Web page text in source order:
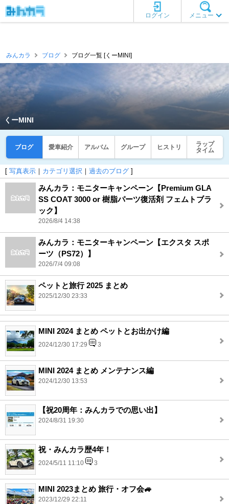
メニュー
ログイン
みんカラ ブログ ブログ一覧 [くーMINI]
くーMINI
ブログ 愛車紹介 アルバム グループ ヒストリ
ラップ
タイム
[ 写真表示 ｜ カテゴリ選択 ｜ 過去のブログ ]
みんカラ：モニターキャンペーン【Premium GLA
SS COAT 3000 or 樹脂パーツ復活剤 フェムトブラ
ック】
2026/8/4 14:38
みんカラ：モニターキャンペーン【エクスタ スポ
ーツ（PS72）】
2026/7/4 09:08
ペットと旅行 2025 まとめ
2025/12/30 23:33
MINI 2024 まとめ ペットとお出かけ編
2024/12/30 17:29 3
MINI 2024 まとめ メンテナンス編
2024/12/30 13:53
【祝20周年：みんカラでの思い出】
2024/8/31 19:30
祝・みんカラ歴4年！
2024/5/11 11:10 3
MINI 2023まとめ 旅行・オフ会🚙
2023/12/29 22:11